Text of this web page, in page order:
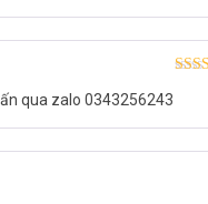
qua zalo 0343256243